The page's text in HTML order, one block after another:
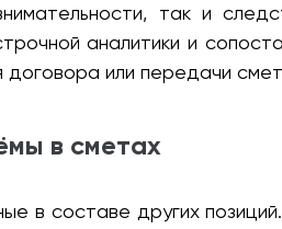
так и
аналитики и
или передачи
в сметах
в составе других